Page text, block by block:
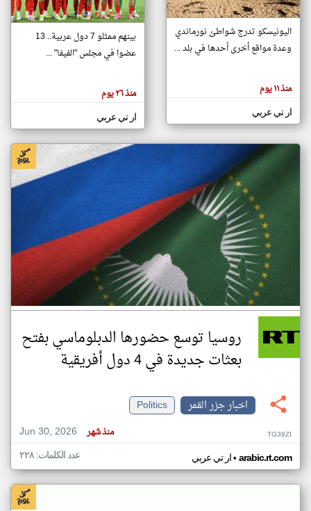
تغيير الدولة
اخبار جزر القمر على مدار الساعة
أهم اخبار جزر القمر العاجلة والمباشرة
هنا عن
وجهة
كاتبيها.
اليونيسكو تدرج شواطئ نورماندي
وعدة مواقع أخرى أحدها في بلد ...
منذ ١١ يوم
ار تي عربي
بينهم ممثلو 7 دول عربية.. 13
عضوا في مجلس "الفيفا" ...
منذ ٢٦ يوم
ار تي عربي
روسيا توسع حضورها الدبلوماسي بفتح
بعثات جديدة في 4 دول أفريقية
اخبار جزر القمر
Politics
Jun 30, 2026
منذ شهر TG39ZI
ار تي عربي• arabic.rt.com عدد الكلمات: ٢٢٨
klyoum.com